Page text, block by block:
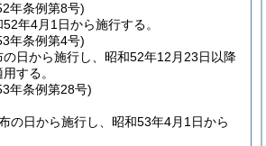
年条例第8号)
年4月1日から施行する。
年条例第4号)
の日から施行し、昭和52年12月23日以降
する。
年条例第28号)
の日から施行し、昭和53年4月1日から